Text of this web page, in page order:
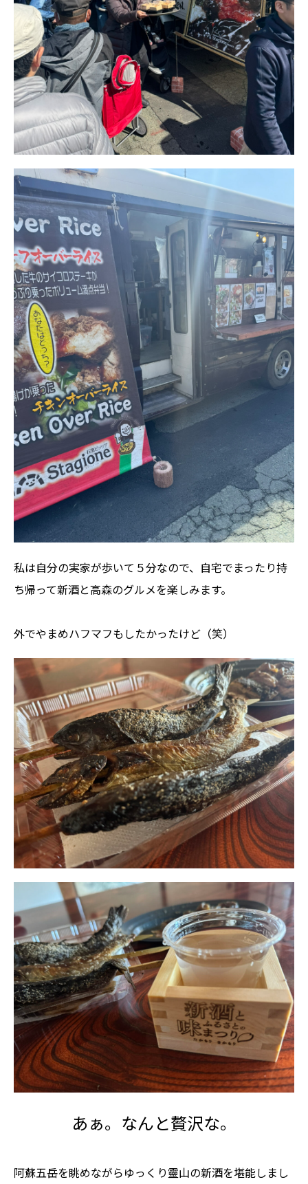
私は自分の実家が歩いて５分なので、自宅でまったり持
ち帰って新酒と高森のグルメを楽しみます。
外でやまめハフマフもしたかったけど（笑）
あぁ。なんと贅沢な。
阿蘇五岳を眺めながらゆっくり靈山の新酒を堪能しまし